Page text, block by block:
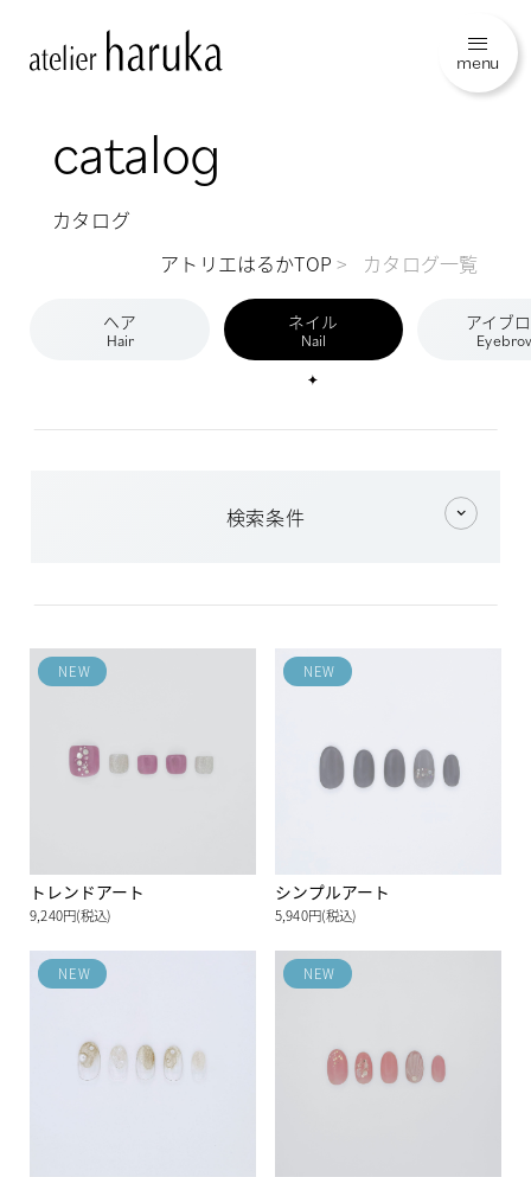
menu
catalog
カタログ
アトリエはるかTOP
カタログ一覧
ヘア
Hair
ネイル
Nail
アイブ
検索条件
トレンドアート
9,240円(税込)
NEW
シンプルアート
5,940円(税込)
NEW
NEW NEW